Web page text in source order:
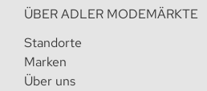
ÜBER ADLER MODEMÄRKTE
Standorte
Marken
Über uns